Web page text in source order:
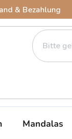
& Bezahlung
Mandalas